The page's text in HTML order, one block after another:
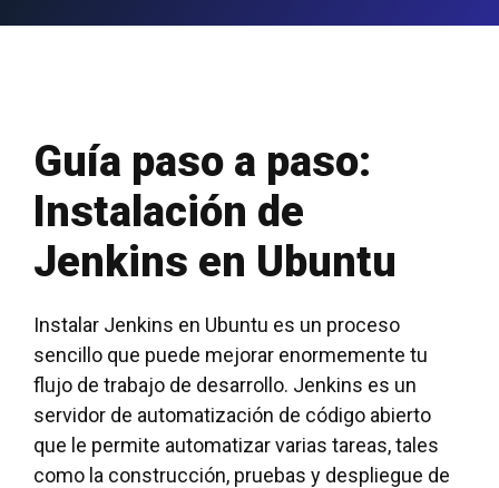
Guía paso a paso:
Instalación de
Jenkins en Ubuntu
Instalar Jenkins en Ubuntu es un proceso
sencillo que puede mejorar enormemente tu
flujo de trabajo de desarrollo. Jenkins es un
servidor de automatización de código abierto
que le permite automatizar varias tareas, tales
como la construcción, pruebas y despliegue de